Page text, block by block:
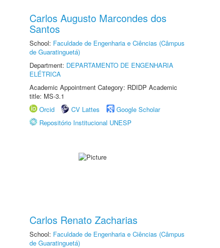
Carlos Augusto Marcondes dos
Santos
School: Faculdade de Engenharia e Ciências (Câmpus
de Guaratinguetá)
Department: DEPARTAMENTO DE ENGENHARIA
ELÉTRICA
Academic Appointment Category: RDIDP Academic
title: MS-3.1
Orcid
CV Lattes
Google Scholar
Repositório Institucional UNESP
Carlos Renato Zacharias
School: Faculdade de Engenharia e Ciências (Câmpus
de Guaratinguetá)